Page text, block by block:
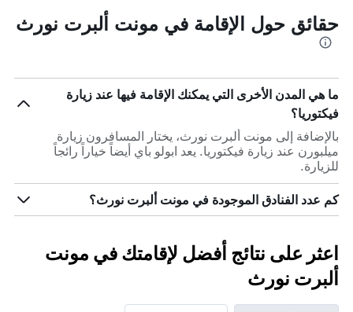
حقائق حول الإقامة في مونت ألبرت نورث
ما هي المدن الأخرى التي يمكنك الإقامة فيها عند زيارة
فيكتوريا؟
بالإضافة إلى مونت ألبرت نورث، يختار المسافرون زيارة
ميلبورن عند زيارة فيكتوريا. يعد ابولو باي أيضاً خياراً رائجاً
للزيارة.
كم عدد الفنادق الموجودة في مونت ألبرت نورث؟
اعثر على نتائج أفضل لإقامتك في مونت
ألبرت نورث